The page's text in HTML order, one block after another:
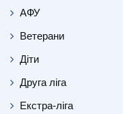
АФУ
Ветерани
Діти
Друга ліга
Екстра-ліга